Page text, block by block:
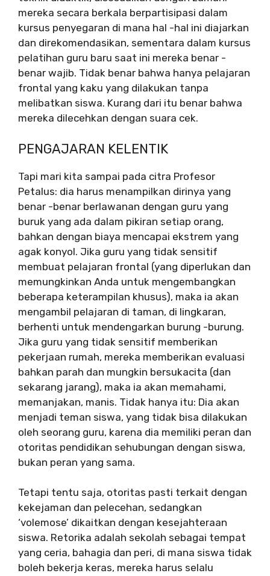
mereka secara berkala berpartisipasi dalam
kursus penyegaran di mana hal -hal ini diajarkan
dan direkomendasikan, sementara dalam kursus
pelatihan guru baru saat ini mereka benar -
benar wajib. Tidak benar bahwa hanya pelajaran
frontal yang kaku yang dilakukan tanpa
melibatkan siswa. Kurang dari itu benar bahwa
mereka dilecehkan dengan suara cek.
PENGAJARAN KELENTIK
Tapi mari kita sampai pada citra Profesor
Petalus: dia harus menampilkan dirinya yang
benar -benar berlawanan dengan guru yang
buruk yang ada dalam pikiran setiap orang,
bahkan dengan biaya mencapai ekstrem yang
agak konyol. Jika guru yang tidak sensitif
membuat pelajaran frontal (yang diperlukan dan
memungkinkan Anda untuk mengembangkan
beberapa keterampilan khusus), maka ia akan
mengambil pelajaran di taman, di lingkaran,
berhenti untuk mendengarkan burung -burung.
Jika guru yang tidak sensitif memberikan
pekerjaan rumah, mereka memberikan evaluasi
bahkan parah dan mungkin bersukacita (dan
sekarang jarang), maka ia akan memahami,
memanjakan, manis. Tidak hanya itu: Dia akan
menjadi teman siswa, yang tidak bisa dilakukan
oleh seorang guru, karena dia memiliki peran dan
otoritas pendidikan sehubungan dengan siswa,
bukan peran yang sama.
Tetapi tentu saja, otoritas pasti terkait dengan
kekejaman dan pelecehan, sedangkan
‘volemose’ dikaitkan dengan kesejahteraan
siswa. Retorika adalah sekolah sebagai tempat
yang ceria, bahagia dan peri, di mana siswa tidak
boleh bekerja keras, mereka harus selalu